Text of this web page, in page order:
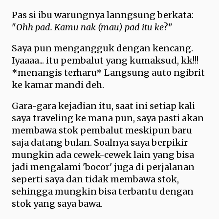
Pas si ibu warungnya lanngsung berkata:
"Ohh pad. Kamu nak (mau) pad itu ke?"
Saya pun mengangguk dengan kencang.
Iyaaaa... itu pembalut yang kumaksud, kk!!!
*menangis terharu* Langsung auto ngibrit
ke kamar mandi deh.
Gara-gara kejadian itu, saat ini setiap kali
saya traveling ke mana pun, saya pasti akan
membawa stok pembalut meskipun baru
saja datang bulan. Soalnya saya berpikir
mungkin ada cewek-cewek lain yang bisa
jadi mengalami 'bocor' juga di perjalanan
seperti saya dan tidak membawa stok,
sehingga mungkin bisa terbantu dengan
stok yang saya bawa.